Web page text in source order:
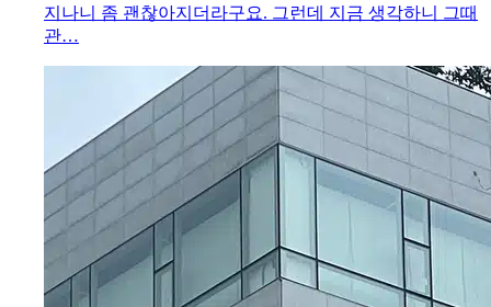
지나니 좀 괜찮아지더라구요. 그런데 지금 생각하니 그때
관…